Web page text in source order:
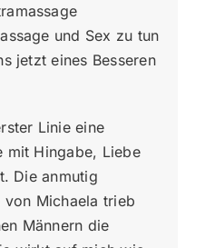
und Sex zu tun
jetzt eines Besseren
Linie eine
mit Hingabe, Liebe
Die anmutig
Michaela trieb
Männern die